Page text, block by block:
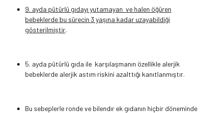
9. ayda pütürlü gıdayı yutamayan ve halen öğüren
bebeklerde bu sürecin 3 yaşına kadar uzayabildiği
gösterilmiştir.
5. ayda pütürlü gıda ile karşılaşmanın özellikle alerjik
bebeklerde alerjik astım riskini azalttığı kanıtlanmıştır.
Bu sebeplerle ronde ve bilendır ek gıdanın hiçbir döneminde